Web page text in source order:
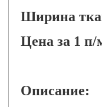
Ширина
Цена за 1 п/
Описание: